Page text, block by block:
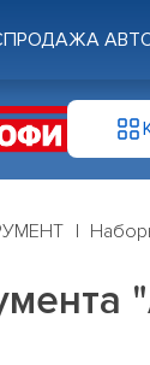
ПРОДАЖА